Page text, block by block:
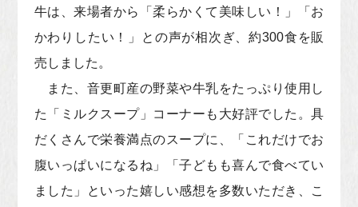
牛は、来場者から「柔らかくて美味しい！」「お
かわりしたい！」との声が相次ぎ、約300食を販
売しました。
また、音更町産の野菜や牛乳をたっぷり使用し
た「ミルクスープ」コーナーも大好評でした。具
だくさんで栄養満点のスープに、「これだけでお
腹いっぱいになるね」「子どもも喜んで食べてい
ました」といった嬉しい感想を多数いただき、こ